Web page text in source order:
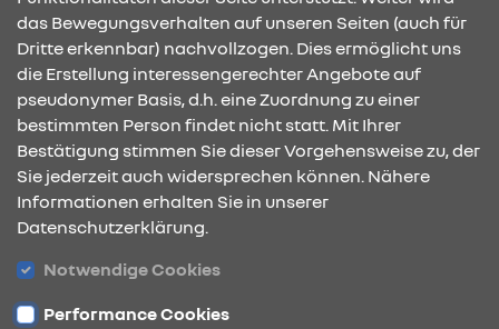
KONTAKT & ANFAHRT
ÖFFNUNGSZEITEN
das Bewegungsverhalten auf unseren Seiten (auch für
Dritte erkennbar) nachvollzogen. Dies ermöglicht uns
die Erstellung interessengerechter Angebote auf
pseudonymer Basis, d.h. eine Zuordnung zu einer
bestimmten Person findet nicht statt. Mit Ihrer
Bestätigung stimmen Sie dieser Vorgehensweise zu, der
Sie jederzeit auch widersprechen können. Nähere
Informationen erhalten Sie in unserer
Datenschutzerklärung.
Notwendige Cookies
Performance Cookies